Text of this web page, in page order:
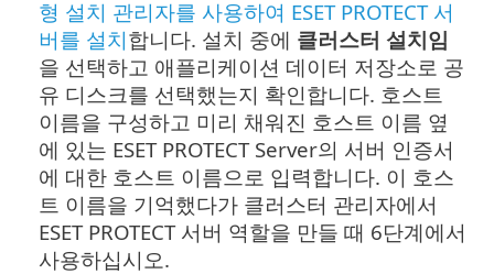
형 설치 관리자를 사용하여 ESET PROTECT 서
버를 설치합니다. 설치 중에 클러스터 설치임
을 선택하고 애플리케이션 데이터 저장소로 공
유 디스크를 선택했는지 확인합니다. 호스트
이름을 구성하고 미리 채워진 호스트 이름 옆
에 있는 ESET PROTECT Server의 서버 인증서
에 대한 호스트 이름으로 입력합니다. 이 호스
트 이름을 기억했다가 클러스터 관리자에서
ESET PROTECT 서버 역할을 만들 때 6단계에서
사용하십시오.